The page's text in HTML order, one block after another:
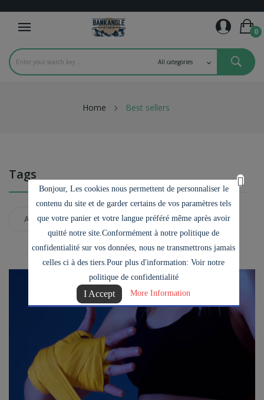
Bonjour, Les cookies nous permettent de personnaliser le
contenu du site et de garder certains de vos paramètres tels
que votre panier et votre langue préféré même après avoir
quitté notre site.Conformément à notre politique de
confidentialité sur vos données, nous ne transmettrons jamais
celles ci à des tiers.Pour plus d'information: Voir notre
politique de confidentialité
I Accept More Information
0
Home Best sellers
Tags
Airport USA